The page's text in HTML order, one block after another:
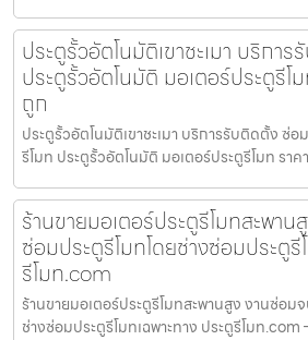
ประตูรั้วอัตโนมัติเขาชะเมา บริกา
ประตูรั้วอัตโนมัติ มอเตอร์ประตูรีโ
ถูก
ประตูรั้วอัตโนมัติเขาชะเมา บริการรับติดตั้ง ซ่อ
รีโมท ประตูรั้วอัตโนมัติ มอเตอร์ประตูรีโมท รา
ร้านขายมอเตอร์ประตูรีโมทสะพาน
ซ่อมประตูรีโมทโดยช่างซ่อมประตูรี
รีโมท.com
ร้านขายมอเตอร์ประตูรีโมทสะพานสูง งานซ่อม
ช่างซ่อมประตูรีโมทเฉพาะทาง ประตูรีโมท